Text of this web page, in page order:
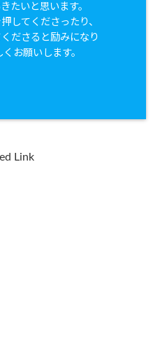
たいと思います。
してくださったり、
ださると励みになり
お願いします。
Link